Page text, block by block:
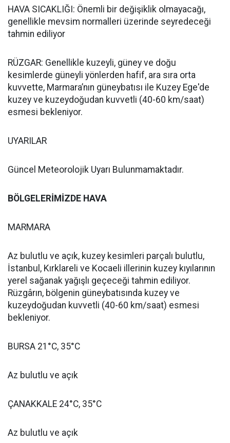
HAVA SICAKLIĞI: Önemli bir değişiklik olmayacağı,
genellikle mevsim normalleri üzerinde seyredeceği
tahmin ediliyor
RÜZGAR: Genellikle kuzeyli, güney ve doğu
kesimlerde güneyli yönlerden hafif, ara sıra orta
kuvvette, Marmara’nın güneybatısı ile Kuzey Ege'de
kuzey ve kuzeydoğudan kuvvetli (40-60 km/saat)
esmesi bekleniyor.
UYARILAR
Güncel Meteorolojik Uyarı Bulunmamaktadır.
BÖLGELERİMİZDE HAVA
MARMARA
Az bulutlu ve açık, kuzey kesimleri parçalı bulutlu,
İstanbul, Kırklareli ve Kocaeli illerinin kuzey kıyılarının
yerel sağanak yağışlı geçeceği tahmin ediliyor.
Rüzgârın, bölgenin güneybatısında kuzey ve
kuzeydoğudan kuvvetli (40-60 km/saat) esmesi
bekleniyor.
BURSA 21°C, 35°C
Az bulutlu ve açık
ÇANAKKALE 24°C, 35°C
Az bulutlu ve açık